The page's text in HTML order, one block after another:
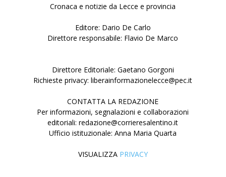
Cronaca e notizie da Lecce e provincia
Editore: Dario De Carlo
Direttore responsabile: Flavio De Marco
Direttore Editoriale: Gaetano Gorgoni
Richieste privacy: liberainformazionelecce@pec.it
CONTATTA LA REDAZIONE
Per informazioni, segnalazioni e collaborazioni
editoriali: redazione@corrieresalentino.it
Ufficio istituzionale: Anna Maria Quarta
VISUALIZZA PRIVACY